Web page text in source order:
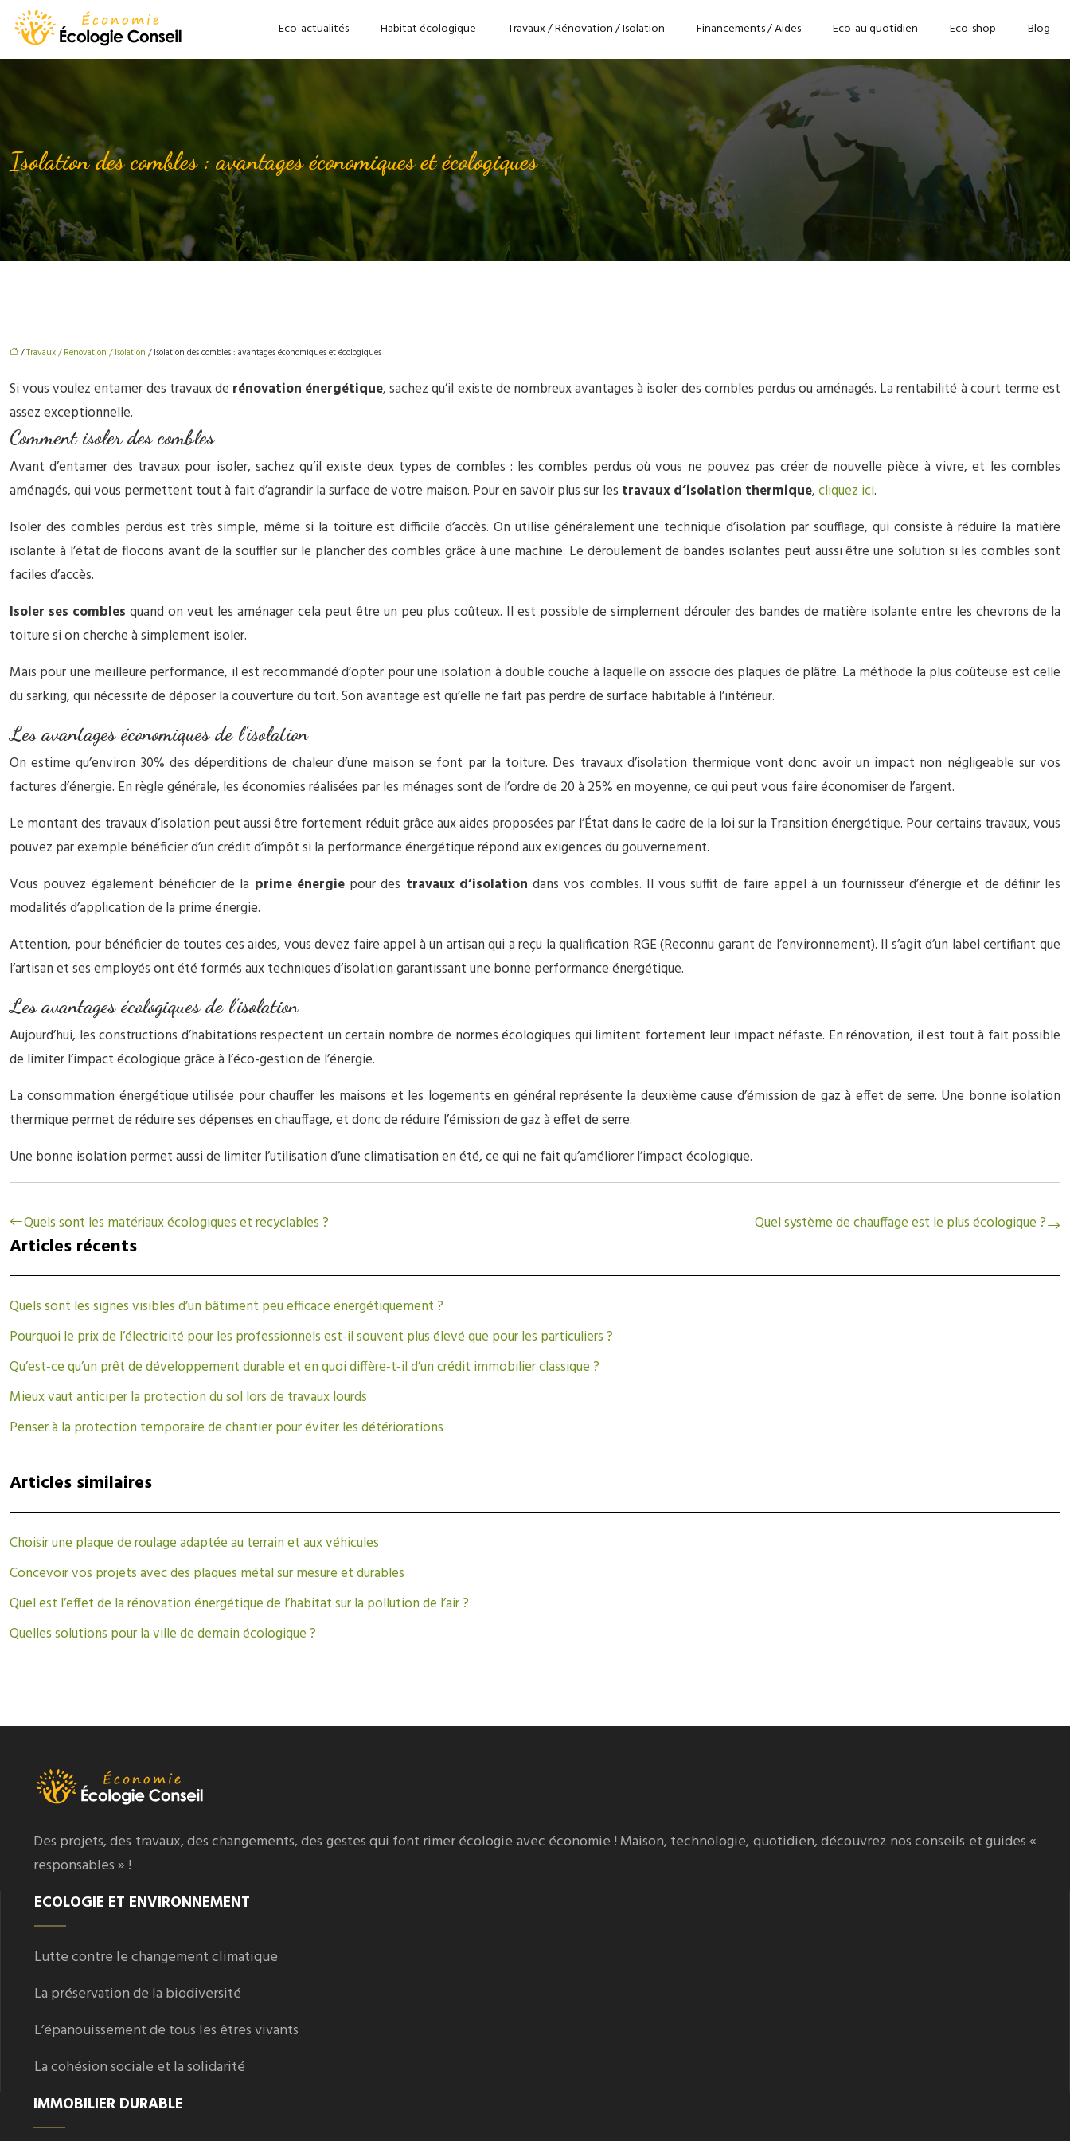
Eco-actualités Habitat écologique Travaux / Rénovation / Isolation Financements / Aides Eco-au quotidien Eco-shop Blog
Isolation des combles : avantages économiques et écologiques
/Travaux / Rénovation / Isolation / Isolation des combles : avantages économiques et écologiques
Si vous voulez entamer des travaux de rénovation énergétique, sachez qu’il existe de nombreux avantages à isoler des combles perdus ou aménagés. La rentabilité à court terme est
assez exceptionnelle.
Comment isoler des combles
Avant d’entamer des travaux pour isoler, sachez qu’il existe deux types de combles : les combles perdus où vous ne pouvez pas créer de nouvelle pièce à vivre, et les combles
aménagés, qui vous permettent tout à fait d’agrandir la surface de votre maison. Pour en savoir plus sur les travaux d’isolation thermique,cliquez ici.
Isoler des combles perdus est très simple, même si la toiture est difficile d’accès. On utilise généralement une technique d’isolation par soufflage, qui consiste à réduire la matière
isolante à l’état de flocons avant de la souffler sur le plancher des combles grâce à une machine. Le déroulement de bandes isolantes peut aussi être une solution si les combles sont
faciles d’accès.
Isoler ses combles quand on veut les aménager cela peut être un peu plus coûteux. Il est possible de simplement dérouler des bandes de matière isolante entre les chevrons de la
toiture si on cherche à simplement isoler.
Mais pour une meilleure performance, il est recommandé d’opter pour une isolation à double couche à laquelle on associe des plaques de plâtre. La méthode la plus coûteuse est celle
du sarking, qui nécessite de déposer la couverture du toit. Son avantage est qu’elle ne fait pas perdre de surface habitable à l’intérieur.
Les avantages économiques de l’isolation
On estime qu’environ 30% des déperditions de chaleur d’une maison se font par la toiture. Des travaux d’isolation thermique vont donc avoir un impact non négligeable sur vos
factures d’énergie. En règle générale, les économies réalisées par les ménages sont de l’ordre de 20 à 25% en moyenne, ce qui peut vous faire économiser de l’argent.
Le montant des travaux d’isolation peut aussi être fortement réduit grâce aux aides proposées par l’État dans le cadre de la loi sur la Transition énergétique. Pour certains travaux, vous
pouvez par exemple bénéficier d’un crédit d’impôt si la performance énergétique répond aux exigences du gouvernement.
Vous pouvez également bénéficier de la prime énergiepour des travaux d’isolation dans vos combles. Il vous suffit de faire appel à un fournisseur d’énergie et de définir les
modalités d’application de la prime énergie.
Attention, pour bénéficier de toutes ces aides, vous devez faire appel à un artisan qui a reçu la qualification RGE (Reconnu garant de l’environnement). Il s’agit d’un label certifiant que
l’artisan et ses employés ont été formés aux techniques d’isolation garantissant une bonne performance énergétique.
Les avantages écologiques de l’isolation
Aujourd’hui, les constructions d’habitations respectent un certain nombre de normes écologiques qui limitent fortement leur impact néfaste. En rénovation, il est tout à fait possible
de limiter l’impact écologique grâce à l’éco-gestion de l’énergie.
La consommation énergétique utilisée pour chauffer les maisons et les logements en général représente la deuxième cause d’émission de gaz à effet de serre. Une bonne isolation
thermique permet de réduire ses dépenses en chauffage, et donc de réduire l’émission de gaz à effet de serre.
Une bonne isolation permet aussi de limiter l’utilisation d’une climatisation en été, ce qui ne fait qu’améliorer l’impact écologique.
Quels sont les matériaux écologiques et recyclables ? Quel système de chauffage est le plus écologique ?
Articles récents
Quels sont les signes visibles d’un bâtiment peu efficace énergétiquement ?
Pourquoi le prix de l’électricité pour les professionnels est-il souvent plus élevé que pour les particuliers ?
Qu’est‑ce qu’un prêt de développement durable et en quoi diffère‑t‑il d’un crédit immobilier classique ?
Mieux vaut anticiper la protection du sol lors de travaux lourds
Penser à la protection temporaire de chantier pour éviter les détériorations
Articles similaires
Choisir une plaque de roulage adaptée au terrain et aux véhicules
Concevoir vos projets avec des plaques métal sur mesure et durables
Quel est l’effet de la rénovation énergétique de l’habitat sur la pollution de l’air ?
Quelles solutions pour la ville de demain écologique ?
Des projets, des travaux, des changements, des gestes qui font rimer écologie avec économie ! Maison, technologie, quotidien, découvrez nos conseils et guides «
responsables » !
ECOLOGIE ET ENVIRONNEMENT
Lutte contre le changement climatique
La préservation de la biodiversité
L’épanouissement de tous les êtres vivants
La cohésion sociale et la solidarité
IMMOBILIER DURABLE